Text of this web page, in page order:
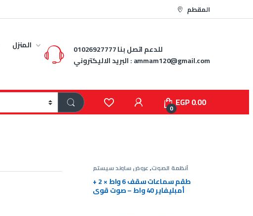
المقطم
المنزل
للدعم اتصل بنا01026927777
البريد الاليكتروني :ammam120@gmail.com
0 EGP0.00
أنظمة الصوت,عروض ساوند سيستم
طقم سماعات سقف 6 واط × 2 +
أمبليفاير 40 واط – صوت قوي